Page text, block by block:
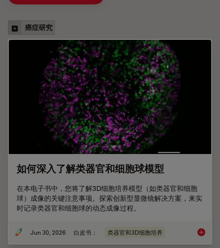
癌症研究
如何深入了解类器官和细胞球模型
在本电子书中，您将了解3D细胞培养模型（如类器官和细胞
球）成像的关键注意事项。探索创新型显微镜解决方案，来实
时记录类器官和细胞球的动态成像过程。
Jun 30, 2026 白皮书： 类器官和3D细胞培养 如何深